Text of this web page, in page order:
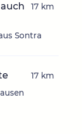
Sontra
17 km
17 km